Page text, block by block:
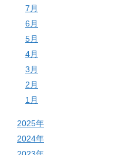
7月
6月
5月
4月
3月
2月
1月
2025年
2024年